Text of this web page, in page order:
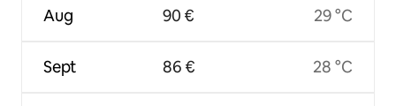
Aug
Sept
90 €
86 €
29 °C
28 °C